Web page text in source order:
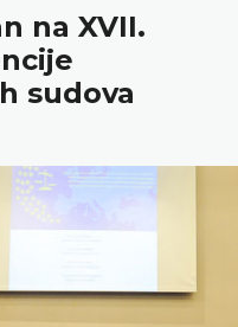
na XVII.
sudova